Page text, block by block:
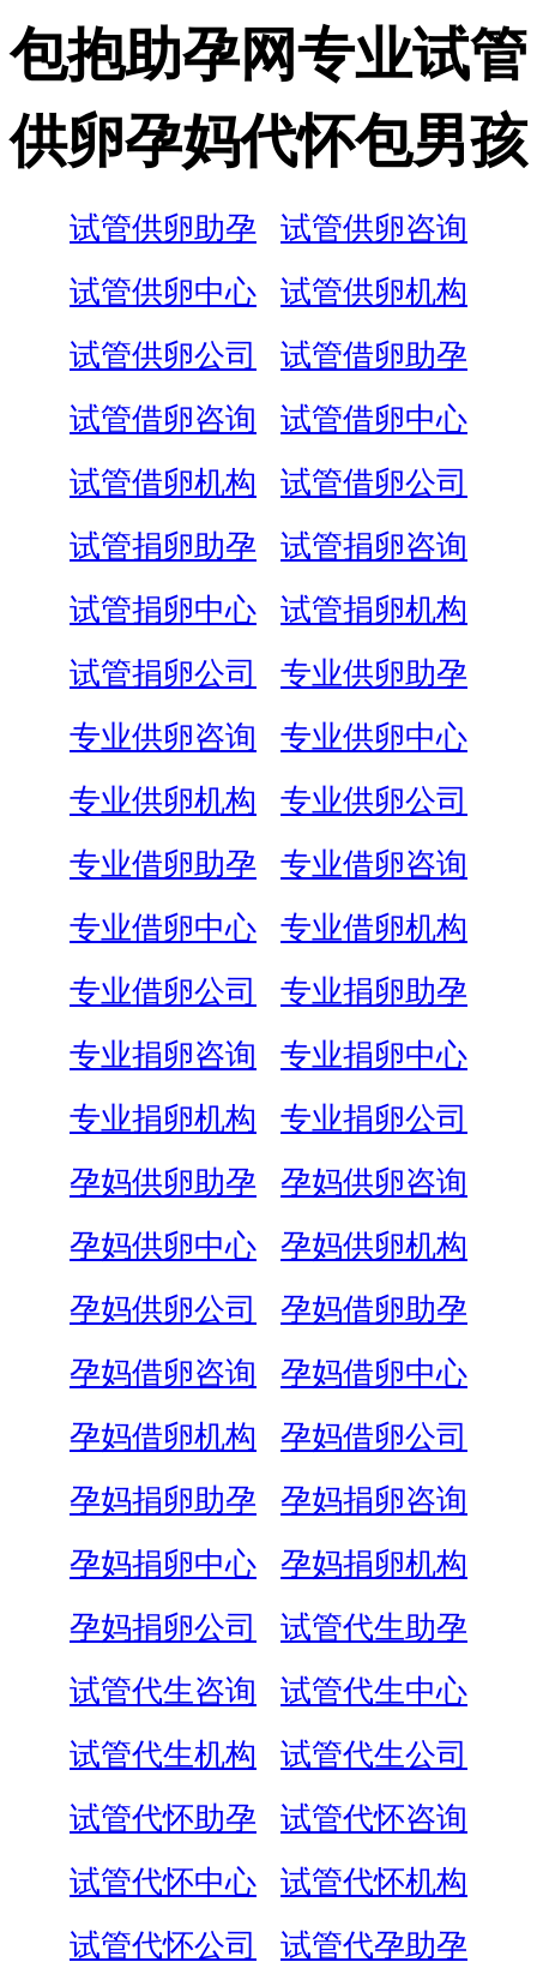
包抱助孕网专业试管
供卵孕妈代怀包男孩
试管供卵助孕
试管供卵咨询
试管供卵中心
试管供卵机构
试管供卵公司
试管借卵助孕
试管借卵咨询
试管借卵中心
试管借卵机构
试管借卵公司
试管捐卵助孕
试管捐卵咨询
试管捐卵中心
试管捐卵机构
试管捐卵公司
专业供卵助孕
专业供卵咨询
专业供卵中心
专业供卵机构
专业供卵公司
专业借卵助孕
专业借卵咨询
专业借卵中心
专业借卵机构
专业借卵公司
专业捐卵助孕
专业捐卵咨询
专业捐卵中心
专业捐卵机构
专业捐卵公司
孕妈供卵助孕
孕妈供卵咨询
孕妈供卵中心
孕妈供卵机构
孕妈供卵公司
孕妈借卵助孕
孕妈借卵咨询
孕妈借卵中心
孕妈借卵机构
孕妈借卵公司
孕妈捐卵助孕
孕妈捐卵咨询
孕妈捐卵中心
孕妈捐卵机构
孕妈捐卵公司
试管代生助孕
试管代生咨询
试管代生中心
试管代生机构
试管代生公司
试管代怀助孕
试管代怀咨询
试管代怀中心
试管代怀机构
试管代怀公司
试管代孕助孕